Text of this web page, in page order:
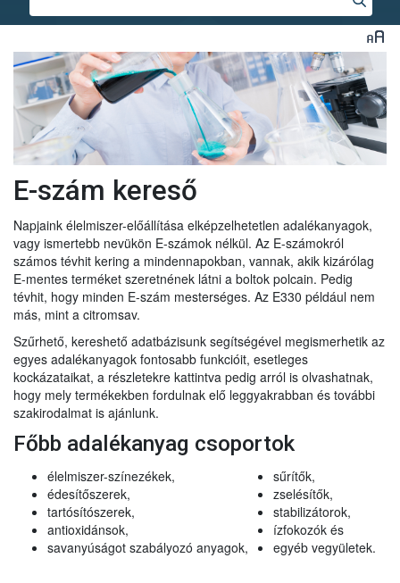
E-szám kereső
Napjaink élelmiszer-előállítása elképzelhetetlen adalékanyagok,
vagy ismertebb nevükön E-számok nélkül. Az E-számokról
számos tévhit kering a mindennapokban, vannak, akik kizárólag
E-mentes terméket szeretnének látni a boltok polcain. Pedig
tévhit, hogy minden E-szám mesterséges. Az E330 például nem
más, mint a citromsav.
Szűrhető, kereshető adatbázisunk segítségével megismerhetik az
egyes adalékanyagok fontosabb funkcióit, esetleges
kockázataikat, a részletekre kattintva pedig arról is olvashatnak,
hogy mely termékekben fordulnak elő leggyakrabban és további
szakirodalmat is ajánlunk.
Főbb adalékanyag csoportok
élelmiszer-színezékek,
édesítőszerek,
tartósítószerek,
antioxidánsok,
savanyúságot szabályozó anyagok,
sűrítők,
zselésítők,
stabilizátorok,
ízfokozók és
egyéb vegyületek.